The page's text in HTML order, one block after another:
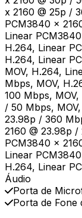
x 2160 @ 25p /
PCM3840 x
Linear
H.264, Linear
H.264, Linear
MOV, H.264,
Mbps, MOV,
100 Mbps,
/ 50 Mbps,
23.98p / 360
2160 @ 23.98p
PCM3840 x
Linear
H.264, Linear
Áudio
Porta de
Porta de Fone